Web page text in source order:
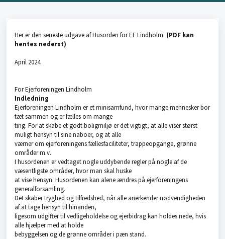
Her er den seneste udgave af Husorden for EF Lindholm: (PDF kan
hentes nederst)
April 2024
For Ejerforeningen Lindholm
Indledning
Ejerforeningen Lindholm er et minisamfund, hvor mange mennesker bor
tæt sammen og er fælles om mange
ting. For at skabe et godt boligmiljø er det vigtigt, at alle viser størst
muligt hensyn til sine naboer, og at alle
værner om ejerforeningens fællesfaciliteter, trappeopgange, grønne
områder m.v.
I husordenen er vedtaget nogle uddybende regler på nogle af de
væsentligste områder, hvor man skal huske
at vise hensyn. Husordenen kan alene ændres på ejerforeningens
generalforsamling.
Det skaber tryghed og tilfredshed, når alle anerkender nødvendigheden
af at tage hensyn til hinanden,
ligesom udgifter til vedligeholdelse og ejerbidrag kan holdes nede, hvis
alle hjælper med at holde
bebyggelsen og de grønne områder i pæn stand.